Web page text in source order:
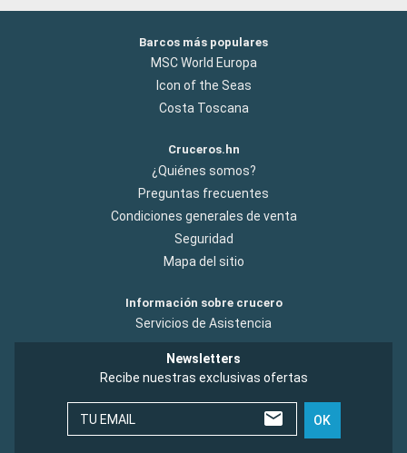
Barcos más populares
MSC World Europa
Icon of the Seas
Costa Toscana
Cruceros.hn
¿Quiénes somos?
Preguntas frecuentes
Condiciones generales de venta
Seguridad
Mapa del sitio
Información sobre crucero
Servicios de Asistencia
Newsletters
Recibe nuestras exclusivas ofertas
TU EMAIL OK